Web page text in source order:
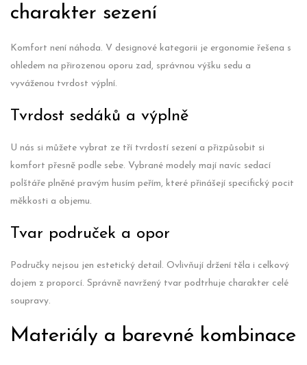
charakter sezení
Komfort není náhoda. V designové kategorii je ergonomie řešena s
ohledem na přirozenou oporu zad, správnou výšku sedu a
vyváženou tvrdost výplní.
Tvrdost sedáků a výplně
U nás si můžete vybrat ze tří tvrdostí sezení a přizpůsobit si
komfort přesně podle sebe. Vybrané modely mají navíc sedací
polštáře plněné pravým husím peřím, které přinášejí specifický pocit
měkkosti a objemu.
Tvar područek a opor
Područky nejsou jen estetický detail. Ovlivňují držení těla i celkový
dojem z proporcí. Správně navržený tvar podtrhuje charakter celé
soupravy.
Materiály a barevné kombinace